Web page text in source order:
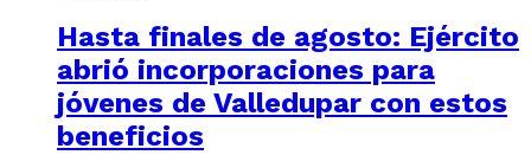
Hasta finales de agosto: Ejército
abrió incorporaciones para
jóvenes de Valledupar con estos
beneficios